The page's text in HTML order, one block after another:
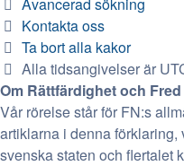
Kontakta oss
Ta bort alla kakor
Alla tidsangivelser är
Om Rättfärdighet och Fred
Vår rörelse står för FN:s
artiklarna i denna förklaring,
svenska staten och flertalet